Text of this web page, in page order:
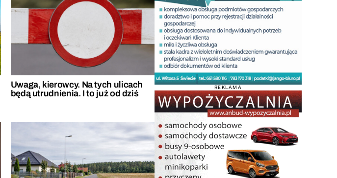
Uwaga, kierowcy. Na tych ulicach
będą utrudnienia. I to już od dziś
REKLAMA